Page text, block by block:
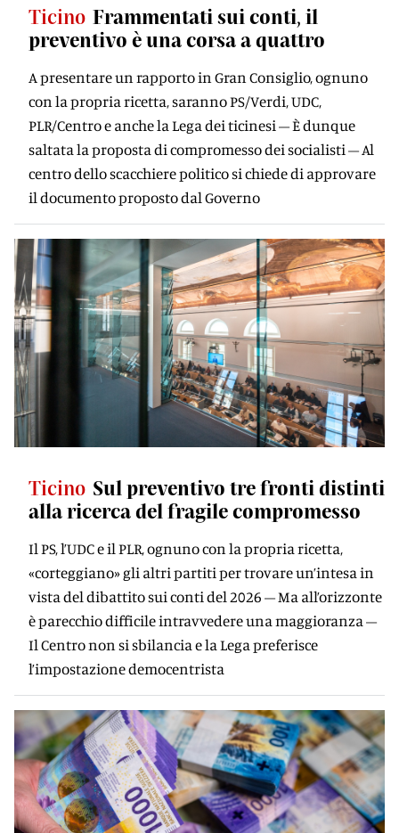
Ticino Frammentati sui conti, il
preventivo è una corsa a quattro
A presentare un rapporto in Gran Consiglio, ognuno
con la propria ricetta, saranno PS/Verdi, UDC,
PLR/Centro e anche la Lega dei ticinesi – È dunque
saltata la proposta di compromesso dei socialisti – Al
centro dello scacchiere politico si chiede di approvare
il documento proposto dal Governo
Ticino Sul preventivo tre fronti distinti
alla ricerca del fragile compromesso
Il PS, l’UDC e il PLR, ognuno con la propria ricetta,
«corteggiano» gli altri partiti per trovare un’intesa in
vista del dibattito sui conti del 2026 – Ma all’orizzonte
è parecchio difficile intravvedere una maggioranza –
Il Centro non si sbilancia e la Lega preferisce
l’impostazione democentrista